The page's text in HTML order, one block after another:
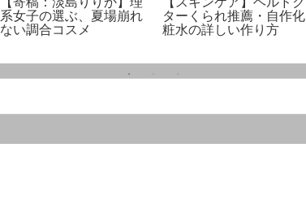
系女子の選ぶ、夏場崩れ
ない調合コスメ
ターくられ推薦・自作化
粧水の詳しい作り方